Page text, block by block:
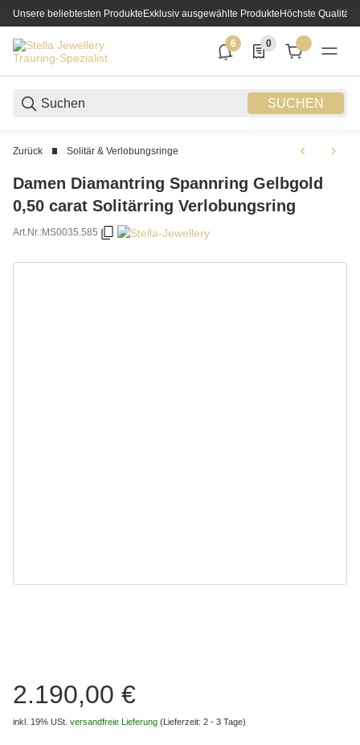
Unsere beliebtesten ProdukteExklusiv ausgewählte ProdukteHöchste Qualität
SUCHEN
6
6 neue Notifizierungen
0
0 Produkte in der
Zurück Solitär & Verlobungsringe
Damen Diamantring Spannring Gelbgold
0,50 carat Solitärring Verlobungsring
Art.Nr.:MS0035.585
2.190,00 €
inkl. 19% USt. versandfreie Lieferung (Lieferzeit: 2 - 3 Tage)